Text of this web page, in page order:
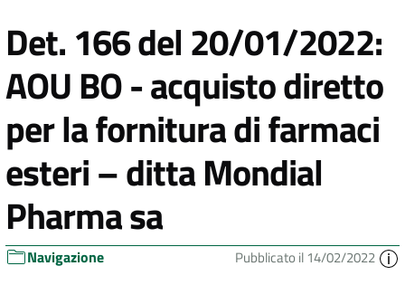
Det. 166 del 20/01/2022:
AOU BO - acquisto diretto
per la fornitura di farmaci
esteri – ditta Mondial
Pharma sa
Navigazione Pubblicato il 14/02/2022